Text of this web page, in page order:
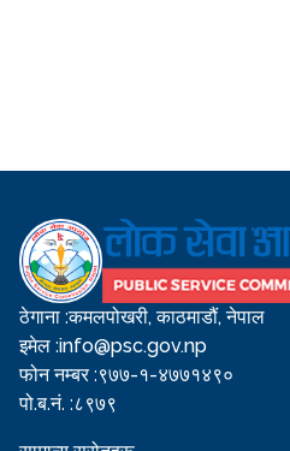
ठेगाना :कमलपोखरी, काठमाडौं, नेपाल
इमेल :info@psc.gov.np
फोन नम्बर :९७७-१-४७७१४९०
पो.ब.नं. :८९७९